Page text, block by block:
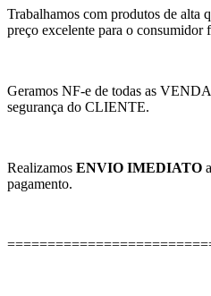
Trabalhamos com produtos de alta
preço excelente para o consumidor
Geramos NF-e de todas as
segurança do CLIENTE.
Realizamos ENVIO IMEDIATO
pagamento.